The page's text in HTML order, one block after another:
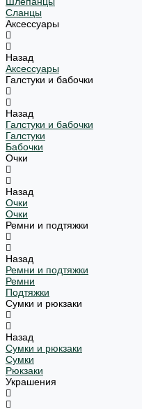
Сланцы
Аксессуары
Назад
Аксессуары
Галстуки и бабочки
Назад
Галстуки и бабочки
Галстуки
Бабочки
Очки
Назад
Очки
Очки
Ремни и подтяжки
Назад
Ремни и подтяжки
Ремни
Подтяжки
Сумки и рюкзаки
Назад
Сумки и рюкзаки
Сумки
Рюкзаки
Украшения